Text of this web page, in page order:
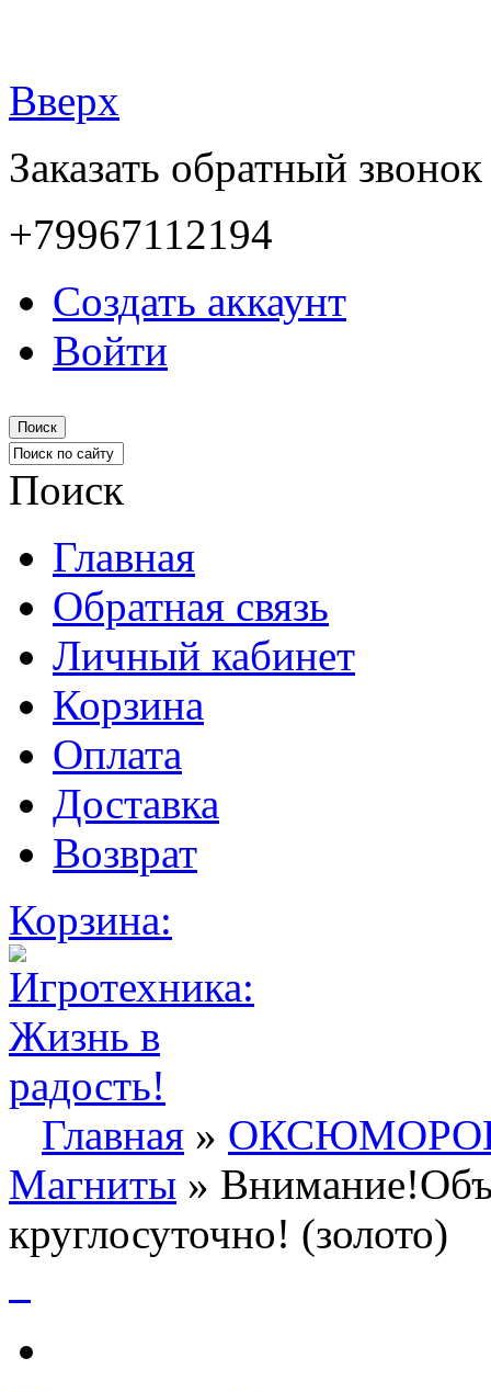
Вверх
Заказать обратный звонок
+79967112194
Создать аккаунт
Войти
Поиск
Поиск
Главная
Обратная связь
Личный кабинет
Корзина
Оплата
Доставка
Возврат
Корзина:
Главная »
Магниты »
круглосуточно! (золото)